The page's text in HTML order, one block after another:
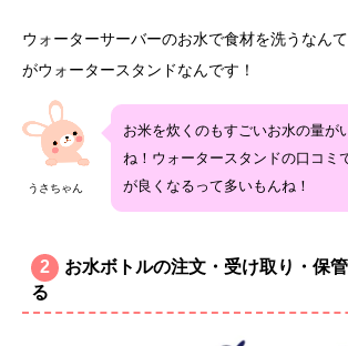
ウォーターサーバーのお水で食材を洗うなん
がウォータースタンドなんです！
うさちゃん
お米を炊くのもすごいお水の量が
ね！ウォータースタンドの口コミ
が良くなるって多いもんね！
2
お水ボトルの注文・受け取り・保
る